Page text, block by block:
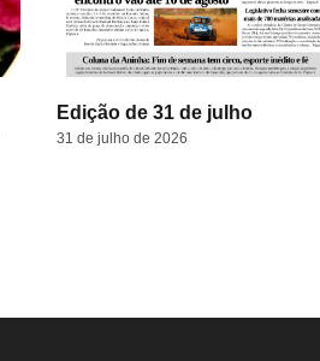
Edição de 31 de julho
31 de julho de 2026